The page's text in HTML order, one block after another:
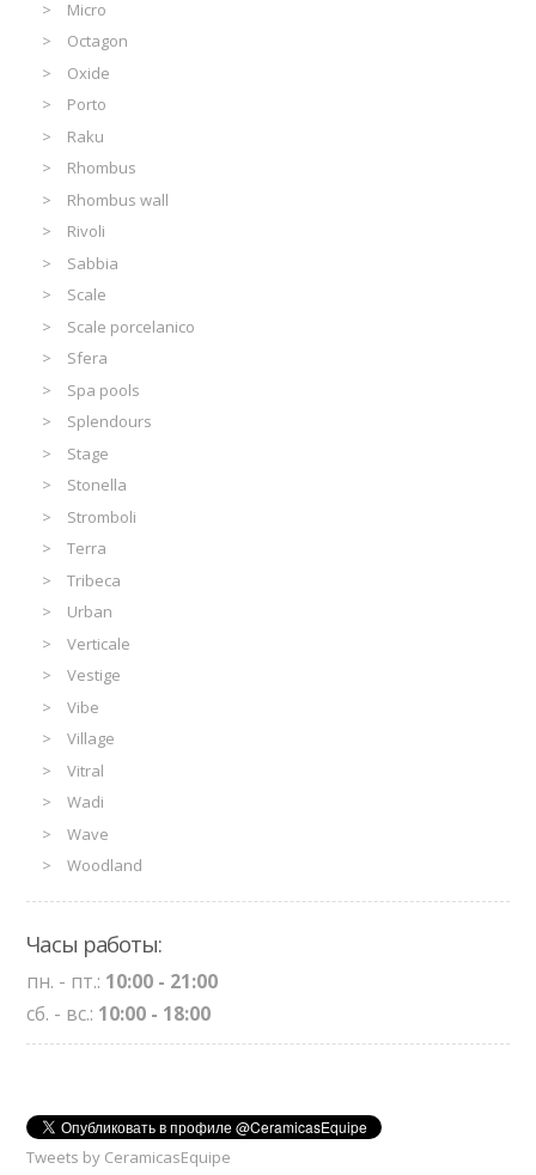
Micro
Octagon
Oxide
Porto
Raku
Rhombus
Rhombus wall
Rivoli
Sabbia
Scale
Scale porcelanico
Sfera
Spa pools
Splendours
Stage
Stonella
Stromboli
Terra
Tribeca
Urban
Verticale
Vestige
Vibe
Village
Vitral
Wadi
Wave
Woodland
Часы работы:
пн. - пт.: 10:00 - 21:00
сб. - вс.: 10:00 - 18:00
Tweets by CeramicasEquipe